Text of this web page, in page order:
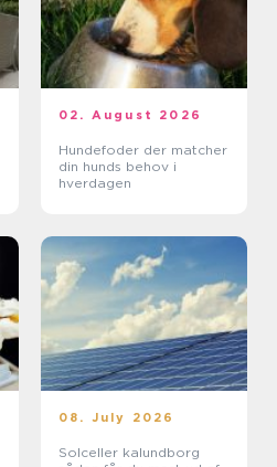
02. August 2026
Hundefoder der matcher
din hunds behov i
hverdagen
08. July 2026
Solceller kalundborg